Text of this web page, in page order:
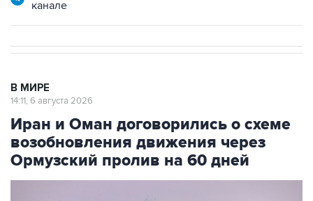
канале
В МИРЕ
14:11, 6 августа 2026
Иран и Оман договорились о схеме
возобновления движения через
Ормузский пролив на 60 дней